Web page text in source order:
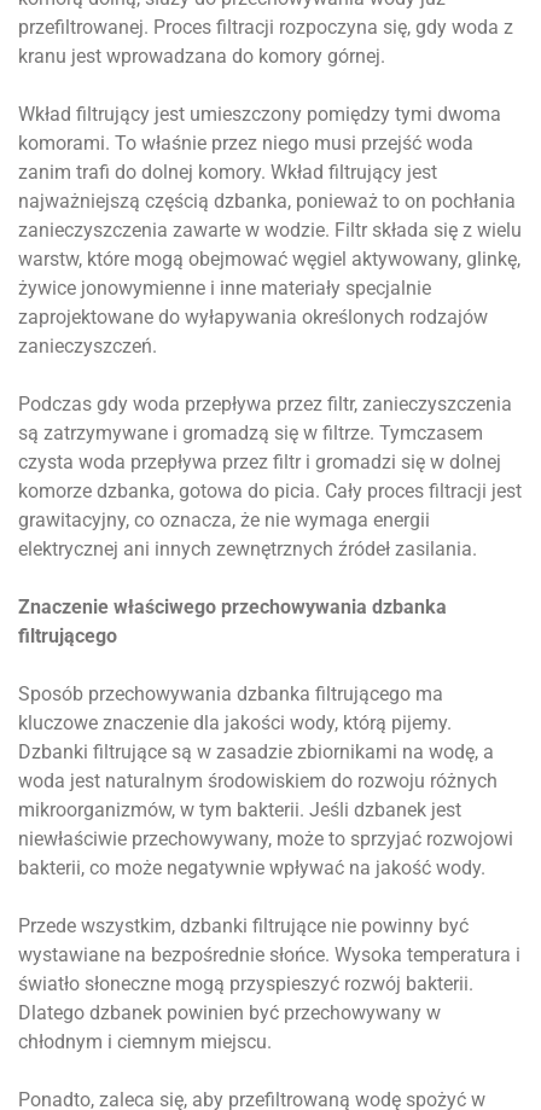
przefiltrowanej. Proces filtracji rozpoczyna się, gdy woda z
kranu jest wprowadzana do komory górnej.
Wkład filtrujący jest umieszczony pomiędzy tymi dwoma
komorami. To właśnie przez niego musi przejść woda
zanim trafi do dolnej komory. Wkład filtrujący jest
najważniejszą częścią dzbanka, ponieważ to on pochłania
zanieczyszczenia zawarte w wodzie. Filtr składa się z wielu
warstw, które mogą obejmować węgiel aktywowany, glinkę,
żywice jonowymienne i inne materiały specjalnie
zaprojektowane do wyłapywania określonych rodzajów
zanieczyszczeń.
Podczas gdy woda przepływa przez filtr, zanieczyszczenia
są zatrzymywane i gromadzą się w filtrze. Tymczasem
czysta woda przepływa przez filtr i gromadzi się w dolnej
komorze dzbanka, gotowa do picia. Cały proces filtracji jest
grawitacyjny, co oznacza, że nie wymaga energii
elektrycznej ani innych zewnętrznych źródeł zasilania.
Znaczenie właściwego przechowywania dzbanka
filtrującego
Sposób przechowywania dzbanka filtrującego ma
kluczowe znaczenie dla jakości wody, którą pijemy.
Dzbanki filtrujące są w zasadzie zbiornikami na wodę, a
woda jest naturalnym środowiskiem do rozwoju różnych
mikroorganizmów, w tym bakterii. Jeśli dzbanek jest
niewłaściwie przechowywany, może to sprzyjać rozwojowi
bakterii, co może negatywnie wpływać na jakość wody.
Przede wszystkim, dzbanki filtrujące nie powinny być
wystawiane na bezpośrednie słońce. Wysoka temperatura i
światło słoneczne mogą przyspieszyć rozwój bakterii.
Dlatego dzbanek powinien być przechowywany w
chłodnym i ciemnym miejscu.
Ponadto, zaleca się, aby przefiltrowaną wodę spożyć w